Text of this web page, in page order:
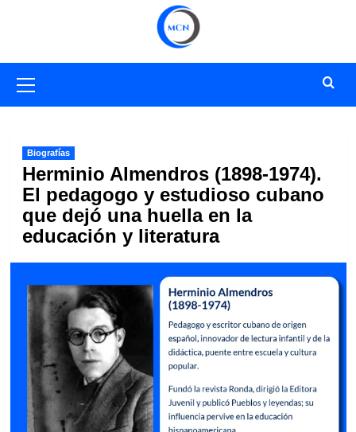
primario
Biografías
Herminio Almendros (1898-1974).
El pedagogo y estudioso cubano
que dejó una huella en la
educación y literatura